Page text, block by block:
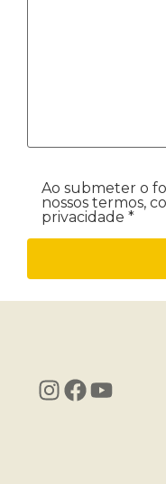
Ao submeter o
nossos termos,
privacidade *